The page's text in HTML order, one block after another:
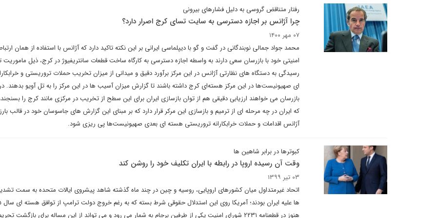
رفتار متناقض گروسی به دلیل فشارهای بیرونی
چرا آژانس بر اجازه دسترسی به سایت تسای کرج اصرار دارد؟
۰۷ مهر ۱۴۰۰
محمد جواد جمالی نوبندگانی در گفت و گو با دیپلماسی ایرانی بر این نکته تاکید دارد که آژانس با استفاده از همان
امنیتی خود با بازرسان سعی دارند به واسطه اجازه دسترسی به کارگاه ساخت قطعات سانتریفیوژ در کرج، ذیل ماموریت
رسیدگی به دستگاه های نظارتی آژانس در این مرکز برآورد دقیق و میدانی از میزان تخریب حملات تروریستی و
ای صهیونیست‌ها در این مرکز هسته‌ای کرج داشته باشند تا گزارش میزان آسیب ها در این مرکز را به تل آویو بدهند.
بازرسان می خواهند ارزیابی دقیقی هم از توان بازسازی ایران برای این سطح از تخریب در مرکزی مانند کرج را
که ایران در چه مرحله ای از ترمیم و بازسازی این مرکر قرار دارد که بر مبنای این گزارش های جاسوسان خود در قالب
آژانس اقدامات و حملات خرابکارانه تروریستی هسته ای بعدی صهیونیست‌ها پی ریزی شود.
کبوترها در برابر شاهین ها
وقت آن رسیده اروپا در رابطه با ایران تکلیف خود را روشن کند
۰۳ تیر ۱۳۹۹
اتحاد غیرمتداول میان کشورهای اروپایی، روسیه و چین در چند ماه گذشته شاهد پیشروی ایالات متحده به سمت
هنوز در قطعنامه ۲۲۳۱ شورای امنیت یکی از طرفین برجام به شمار می رود و می تواند از این مساله برای بازگشت